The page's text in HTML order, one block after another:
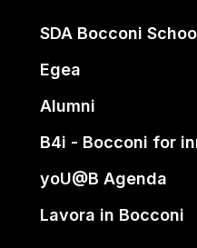
SDA Bocconi
Egea
Alumni
B4i - Bocconi for
yoU@B Agenda
Lavora in Bocconi